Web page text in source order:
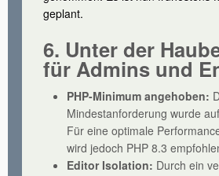
geplant.
6. Unter der
für Admins und
PHP-Minimum angehoben:
Mindestanforderung wurde
Für eine optimale
wird jedoch PHP 8.3
Editor Isolation: Durch ein